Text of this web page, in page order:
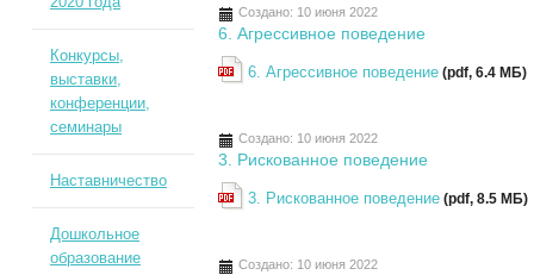
Создано: 10 июня 2022
6. Агрессивное поведение
6. Агрессивное поведение (pdf, 6.4 MБ)
Создано: 10 июня 2022
3. Рискованное поведение
3. Рискованное поведение (pdf, 8.5 MБ)
Создано: 10 июня 2022
Конкурсы,
выставки,
конференции,
семинары
Наставничество
Дошкольное
образование